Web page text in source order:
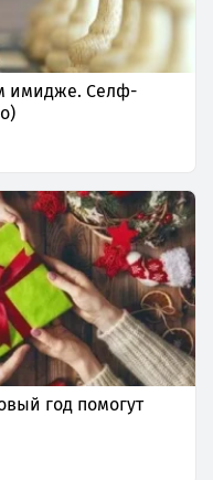
имидже. Селф-
год помогут